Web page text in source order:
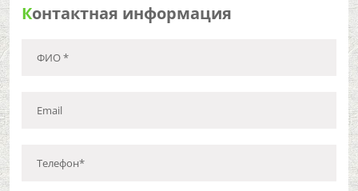
Контактная информация
ФИО *
Email
Телефон*